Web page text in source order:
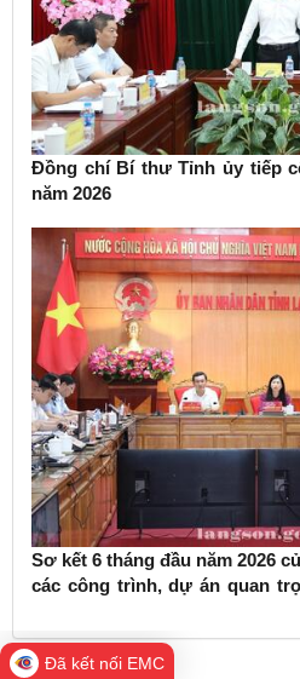
Đồng chí Bí thư Tỉnh ủy tiếp
năm 2026
Sơ kết 6 tháng đầu năm 2026
các công trình, dự án quan
Đã kết nối EMC